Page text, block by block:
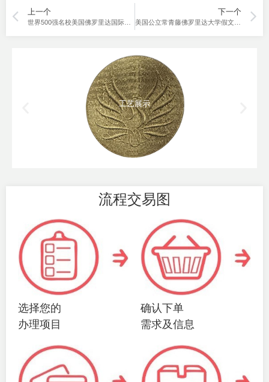
上一个 下一个
工艺展示
流程交易图
选择您的
办理项目
确认下单
需求及信息